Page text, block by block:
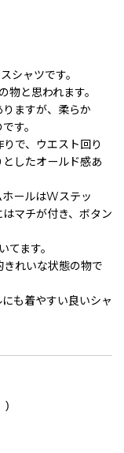
シャツです。
と思われます。
ますが、柔らか
す。
で、ウエスト回り
したオールド感あ
ールはWステッ
マチが付き、ボタン
ます。
れいな状態の物で
も着やすい良いシャ
)